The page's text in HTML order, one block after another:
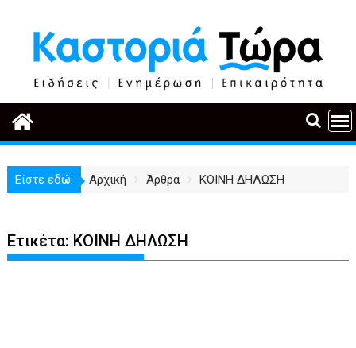
περιεχόμενο
Είστε εδώ: Αρχική Άρθρα ΚΟΙΝΗ ΔΗΛΩΣΗ
Ετικέτα: ΚΟΙΝΗ ΔΗΛΩΣΗ